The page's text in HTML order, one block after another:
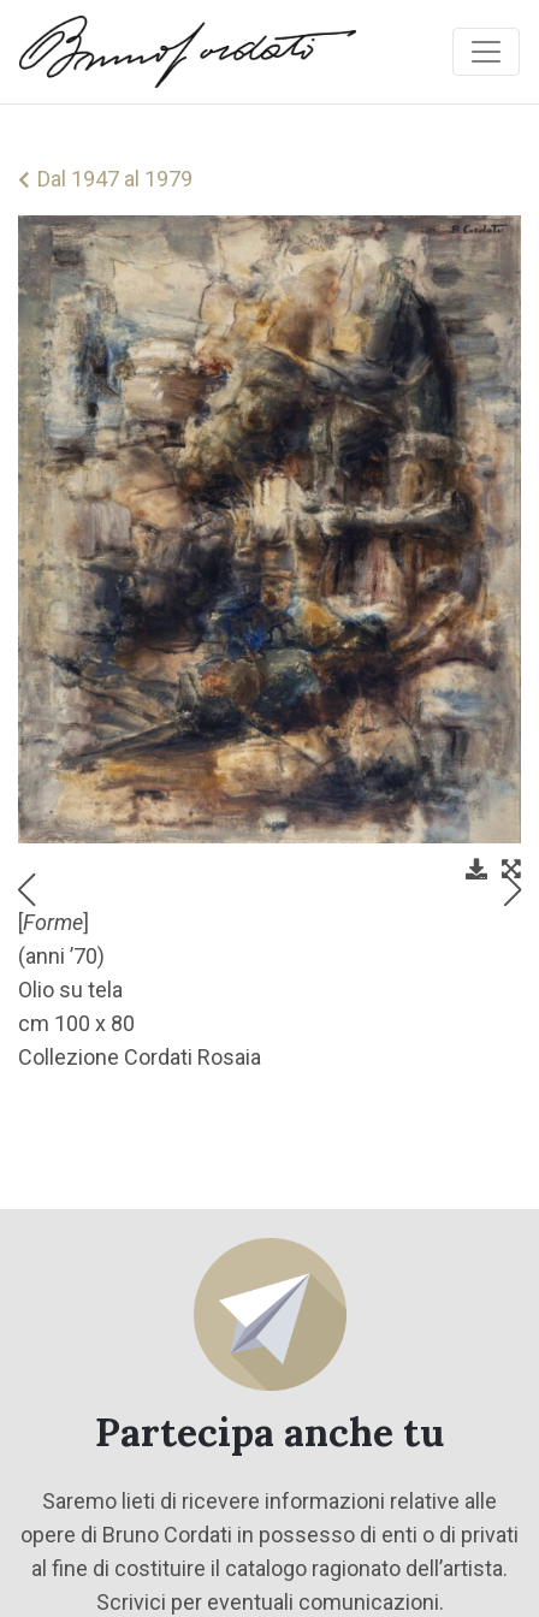
Vai al contenuto
Dal 1947 al 1979
[Forme]
(anni ’70)
Olio su tela
cm 100 x 80
Collezione Cordati Rosaia
Partecipa anche tu
Saremo lieti di ricevere informazioni relative alle
opere di Bruno Cordati in possesso di enti o di privati
al fine di costituire il catalogo ragionato dell’artista.
Scrivici per eventuali comunicazioni.